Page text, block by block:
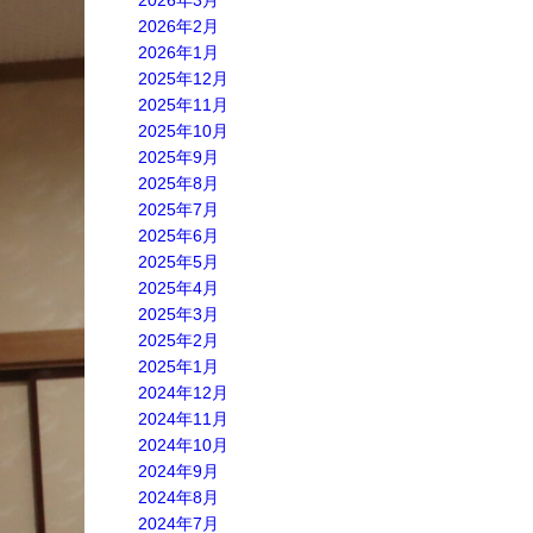
2026年2月
2026年1月
2025年12月
2025年11月
2025年10月
2025年9月
2025年8月
2025年7月
2025年6月
2025年5月
2025年4月
2025年3月
2025年2月
2025年1月
2024年12月
2024年11月
2024年10月
2024年9月
2024年8月
2024年7月